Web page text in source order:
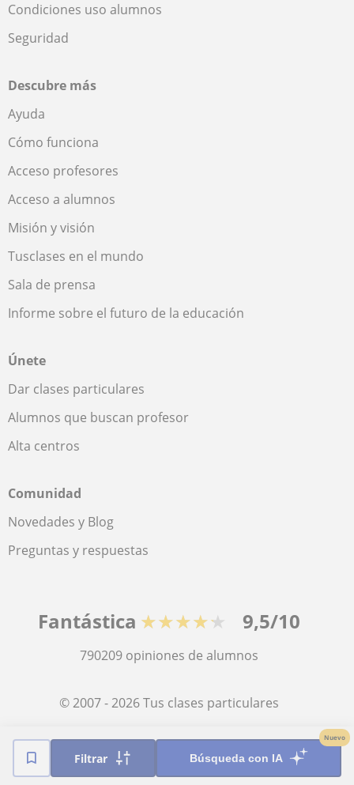
Filtrar Búsqueda con IA
Nuevo
Condiciones uso alumnos
Seguridad
Descubre más
Ayuda
Cómo funciona
Acceso profesores
Acceso a alumnos
Misión y visión
Tusclases en el mundo
Sala de prensa
Informe sobre el futuro de la educación
Únete
Dar clases particulares
Alumnos que buscan profesor
Alta centros
Comunidad
Novedades y Blog
Preguntas y respuestas
Fantástica ★★★★★ 9,5/10
790209 opiniones de alumnos
© 2007 - 2026 Tus clases particulares
Mapa web:Profesores particulares